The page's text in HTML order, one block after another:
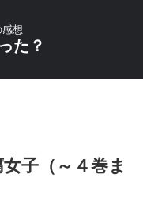
想
た？
子（～４巻ま